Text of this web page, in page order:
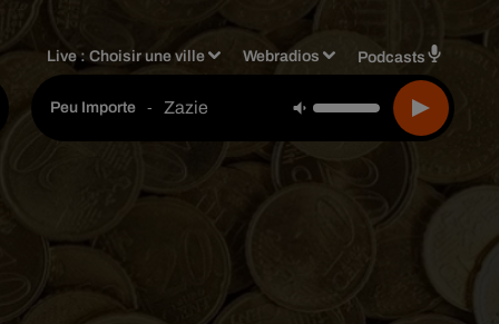
Live :Choisir une ville Webradios Podcasts
Peu Importe - Zazie